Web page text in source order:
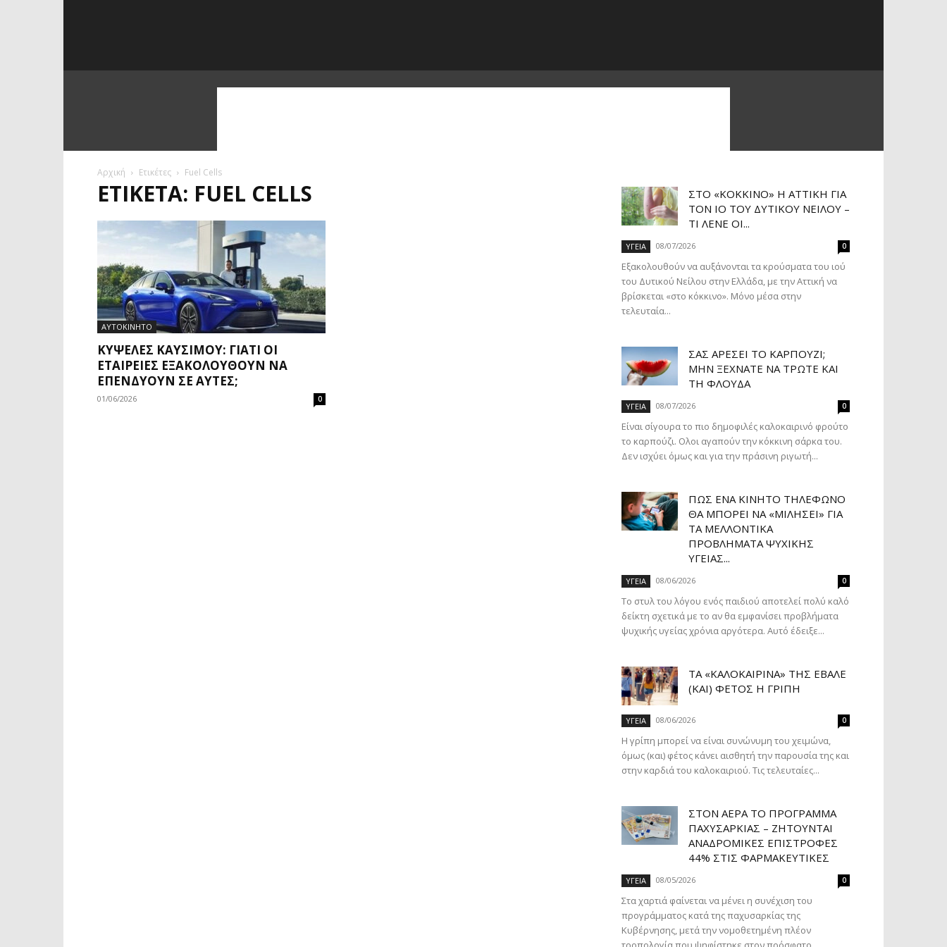
Αρχική Ετικέτες Fuel Cells
ΕΤΙΚΈΤΑ: FUEL CELLS
ΑΥΤΟΚΙΝΗΤΟ
ΚΥΨΈΛΕΣ ΚΑΥΣΊΜΟΥ: ΓΙΑΤΊ ΟΙ
ΕΤΑΙΡΕΊΕΣ ΕΞΑΚΟΛΟΥΘΟΎΝ ΝΑ
ΕΠΕΝΔΎΟΥΝ ΣΕ ΑΥΤΈΣ;
01/06/2026 0
ΣΤΟ «ΚΌΚΚΙΝΟ» Η ΑΤΤΙΚΉ ΓΙΑ
ΤΟΝ ΙΌ ΤΟΥ ΔΥΤΙΚΟΎ ΝΕΊΛΟΥ –
ΤΙ ΛΈΝΕ ΟΙ...
ΥΓΕΙΑ 08/07/2026 0
Εξακολουθούν να αυξάνονται τα κρούσματα του ιού
του Δυτικού Νείλου στην Ελλάδα, με την Αττική να
βρίσκεται «στο κόκκινο». Μόνο μέσα στην
τελευταία...
ΣΑΣ ΑΡΈΣΕΙ ΤΟ ΚΑΡΠΟΎΖΙ;
ΜΗΝ ΞΕΧΝΆΤΕ ΝΑ ΤΡΏΤΕ ΚΑΙ
ΤΗ ΦΛΟΎΔΑ
ΥΓΕΙΑ 08/07/2026 0
Eίναι σίγουρα το πιο δημοφιλές καλοκαιρινό φρούτο
το καρπούζι. Ολοι αγαπούν την κόκκινη σάρκα του.
Δεν ισχύει όμως και για την πράσινη ριγωτή...
ΠΏΣ ΈΝΑ ΚΙΝΗΤΌ ΤΗΛΈΦΩΝΟ
ΘΑ ΜΠΟΡΕΊ ΝΑ «ΜΙΛΉΣΕΙ» ΓΙΑ
ΤΑ ΜΕΛΛΟΝΤΙΚΆ
ΠΡΟΒΛΉΜΑΤΑ ΨΥΧΙΚΉΣ
ΥΓΕΊΑΣ...
ΥΓΕΙΑ 08/06/2026 0
Το στυλ του λόγου ενός παιδιού αποτελεί πολύ καλό
δείκτη σχετικά με το αν θα εμφανίσει προβλήματα
ψυχικής υγείας χρόνια αργότερα. Αυτό έδειξε...
ΤΑ «ΚΑΛΟΚΑΙΡΙΝΆ» ΤΗΣ ΈΒΑΛΕ
(ΚΑΙ) ΦΈΤΟΣ Η ΓΡΊΠΗ
ΥΓΕΙΑ 08/06/2026 0
Η γρίπη μπορεί να είναι συνώνυμη του χειμώνα,
όμως (και) φέτος κάνει αισθητή την παρουσία της και
στην καρδιά του καλοκαιριού. Τις τελευταίες...
ΣΤΟΝ ΑΈΡΑ ΤΟ ΠΡΌΓΡΑΜΜΑ
ΠΑΧΥΣΑΡΚΊΑΣ – ΖΗΤΟΎΝΤΑΙ
ΑΝΑΔΡΟΜΙΚΈΣ ΕΠΙΣΤΡΟΦΈΣ
44% ΣΤΙΣ ΦΑΡΜΑΚΕΥΤΙΚΈΣ
ΥΓΕΙΑ 08/05/2026 0
Στα χαρτιά φαίνεται να μένει η συνέχιση του
προγράμματος κατά της παχυσαρκίας της
Κυβέρνησης, μετά την νομοθετημένη πλέον